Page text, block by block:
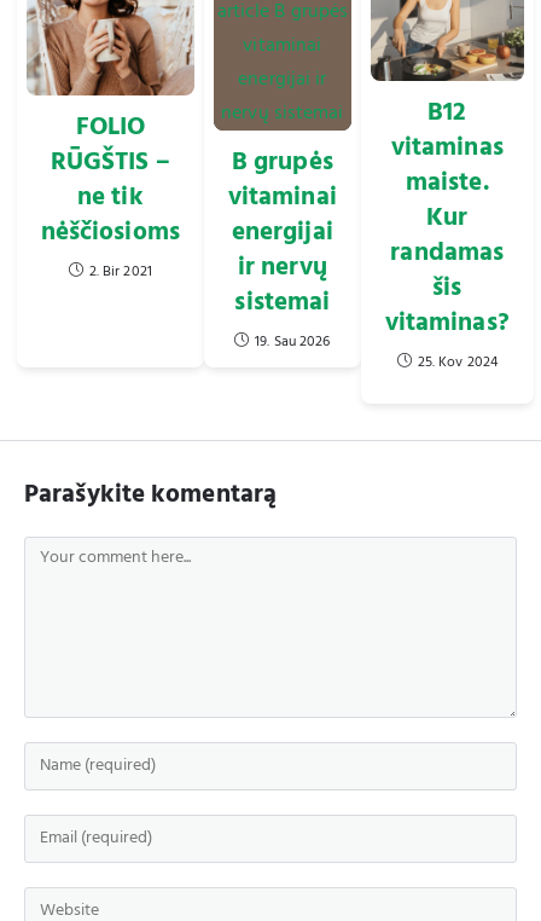
FOLIO
RŪGŠTIS –
ne tik
nėščiosioms
2. Bir 2021
B grupės
vitaminai
energijai
ir nervų
sistemai
19. Sau 2026
B12
vitaminas
maiste.
Kur
randamas
šis
vitaminas?
25. Kov 2024
Parašykite komentarą